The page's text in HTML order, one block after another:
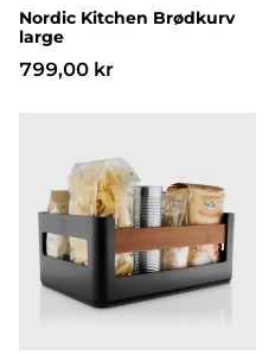
Nordic Kitchen Brødkurv
large
799,00 kr